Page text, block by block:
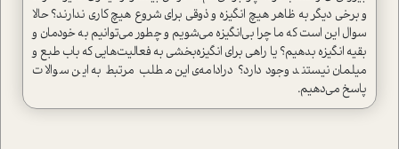
و برخی دیگر به ظاهر هیچ انگیزه و ذوقی برای شروع هیچ کاری ندارند؟ حالا
سوال این است که ما چرا بی‌انگیزه‌ می‌شویم و چطور می‌توانیم به خودمان و
بقیه انگیزه بدهیم؟ یا راهی برای انگیزه‌بخشی به فعالیت‌هایی که باب طبع و
میلمان نیستند وجود دارد؟ درادامه‌ی این مطلب مرتبط به این سوالات
پاسخ می‌دهیم.